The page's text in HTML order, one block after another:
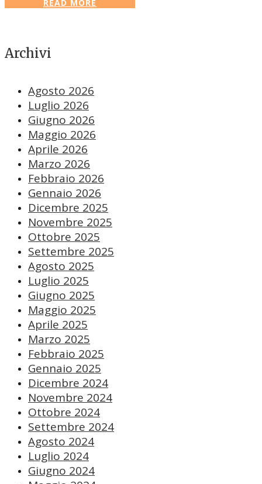
READ MORE
Archivi
Agosto 2026
Luglio 2026
Giugno 2026
Maggio 2026
Aprile 2026
Marzo 2026
Febbraio 2026
Gennaio 2026
Dicembre 2025
Novembre 2025
Ottobre 2025
Settembre 2025
Agosto 2025
Luglio 2025
Giugno 2025
Maggio 2025
Aprile 2025
Marzo 2025
Febbraio 2025
Gennaio 2025
Dicembre 2024
Novembre 2024
Ottobre 2024
Settembre 2024
Agosto 2024
Luglio 2024
Giugno 2024